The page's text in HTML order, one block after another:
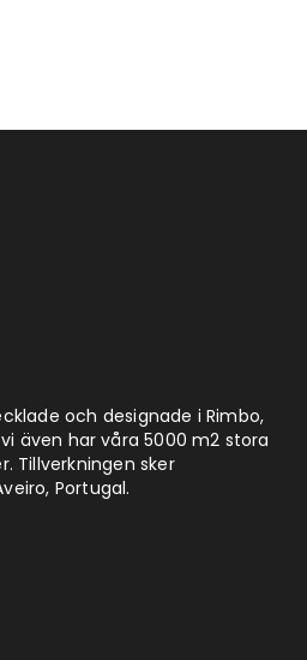
och designade i Rimbo,
även har våra 5000 m2 stora
Tillverkningen sker
Portugal.